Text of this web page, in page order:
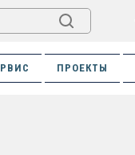
ПРОЕКТЫ